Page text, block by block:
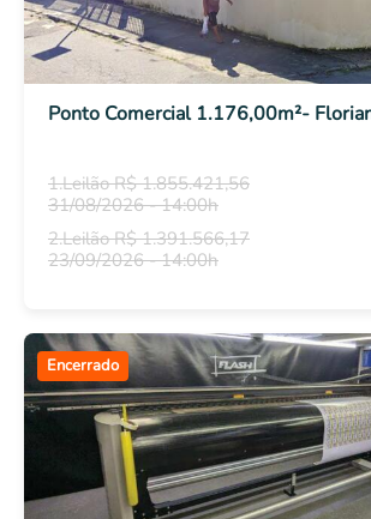
Ponto Comercial 1.176,00m²-
1.Leilão R$ 1.855.421,56
31/08/2026 - 14:00h
2.Leilão R$ 1.391.566,17
23/09/2026 - 14:00h
Encerrado